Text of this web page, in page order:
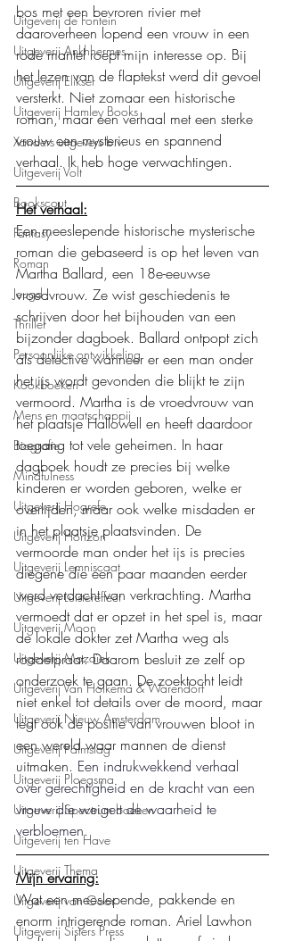
Uitgeverij de Fontein
Uitgeverij Ankhhermes
Uitgeverij Elikser
Uitgeverij Hamley Books
Xanders uitgevers b.v.
Uitgeverij Volt
Bookscout
Fantasy
Roman
Jeugd
Thriller
Persoonlijke ontwikkeling
Kookboeken
Mens en maatschappij
Biografie
Mindfulness
Uitgeverij Hogrefe
Uitgeverij Horizon
Uitgeverij Lemniscaat
Uitgeverij Luistereffect
Uitgeverij Moon
Uitgeverij Mozaïek
Uitgeverij Van Holkema & Warendorf
Uitgeverij Nieuw Amsterdam
Uitgeverij Palmslag
Uitgeverij Ploegsma
Uitgeverij Spectrum boeken
Uitgeverij ten Have
Uitgeverij Thema
Uitgeverij van Goor
Uitgeverij Sisters Press
bos met een bevroren rivier met
daaroverheen lopend een vrouw in een
rode mantel roept mijn interesse op. Bij
het lezen van de flaptekst werd dit gevoel
versterkt. Niet zomaar een historische
roman, maar een verhaal met een sterke
vrouw een mysterieus en spannend
verhaal. Ik heb hoge verwachtingen.
Het verhaal:
Een meeslepende historische mysterische
roman die gebaseerd is op het leven van
Martha Ballard, een 18e-eeuwse
vroedvrouw. Ze wist geschiedenis te
schrijven door het bijhouden van een
bijzonder dagboek. Ballard ontpopt zich
als detective wanneer er een man onder
het ijs wordt gevonden die blijkt te zijn
vermoord. Martha is de vroedvrouw van
het plaatsje Hallowell en heeft daardoor
toegang tot vele geheimen. In haar
dagboek houdt ze precies bij welke
kinderen er worden geboren, welke er
overlijden, maar ook welke misdaden er
in het plaatsje plaatsvinden. De
vermoorde man onder het ijs is precies
diegene die een paar maanden eerder
werd verdacht van verkrachting. Martha
vermoedt dat er opzet in het spel is, maar
de lokale dokter zet Martha weg als
roddelpraat. Daarom besluit ze zelf op
onderzoek te gaan. De zoektocht leidt
niet enkel tot details over de moord, maar
legt ook de positie van vrouwen bloot in
een wereld waar mannen de dienst
uitmaken. Een indrukwekkend verhaal
over gerechtigheid en de kracht van een
vrouw die weigert de waarheid te
verbloemen.
Mijn ervaring:
Wat een meeslepende, pakkende en
enorm intrigerende roman. Ariel Lawhon